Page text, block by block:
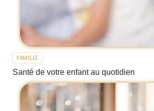
FAMILLE
Santé de votre enfant au quotidien